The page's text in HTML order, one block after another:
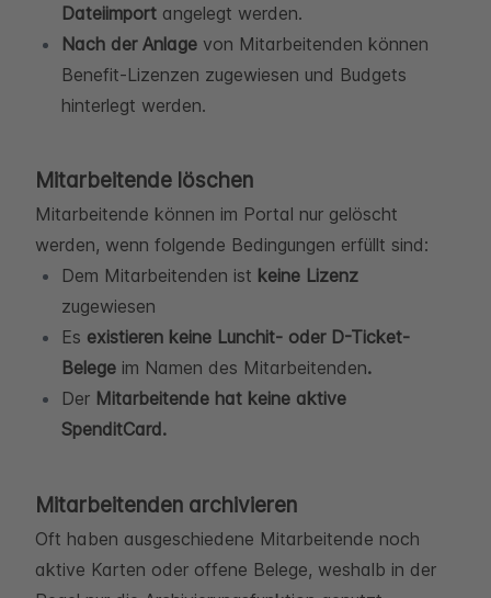
Dateiimport angelegt werden.
Nach der Anlage von Mitarbeitenden können
Benefit-Lizenzen zugewiesen und Budgets
hinterlegt werden.
Mitarbeitende löschen
Mitarbeitende können im Portal nur gelöscht
werden, wenn folgende Bedingungen erfüllt sind:
Dem Mitarbeitenden ist keine Lizenz
zugewiesen
Es existieren keine Lunchit- oder D-Ticket-
Belege im Namen des Mitarbeitenden.
Der Mitarbeitende hat keine aktive
SpenditCard.
Mitarbeitenden archivieren
Oft haben ausgeschiedene Mitarbeitende noch
aktive Karten oder offene Belege, weshalb in der